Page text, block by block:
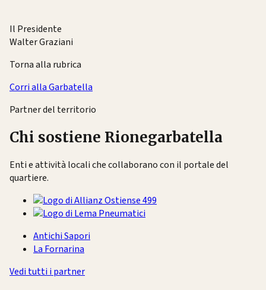
Il Presidente
Walter Graziani
Torna alla rubrica
Corri alla Garbatella
Partner del territorio
Chi sostiene Rionegarbatella
Enti e attività locali che collaborano con il portale del
quartiere.
Antichi Sapori
La Fornarina
Vedi tutti i partner